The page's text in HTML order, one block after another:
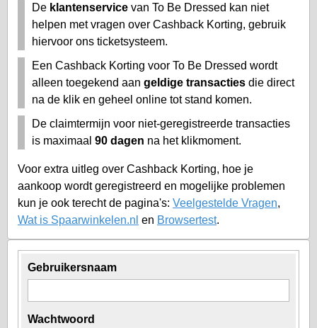
Gebruikersnaam
Wachtwoord
De klantenservice van To Be Dressed kan niet
helpen met vragen over Cashback Korting, gebruik
hiervoor ons ticketsysteem.
Een Cashback Korting voor To Be Dressed wordt
alleen toegekend aan geldige transacties die direct
na de klik en geheel online tot stand komen.
De claimtermijn voor niet-geregistreerde transacties
is maximaal 90 dagen na het klikmoment.
Voor extra uitleg over Cashback Korting, hoe je
aankoop wordt geregistreerd en mogelijke problemen
kun je ook terecht de pagina's: Veelgestelde Vragen,
Wat is Spaarwinkelen.nl en Browsertest.